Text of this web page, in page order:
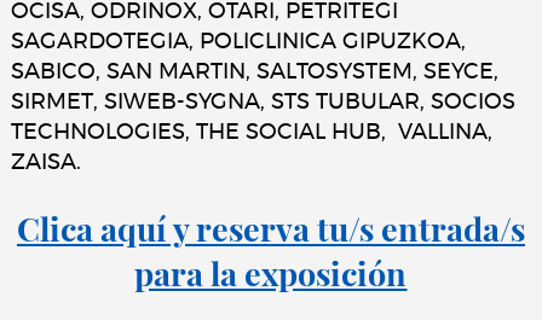
OCISA, ODRINOX, OTARI, PETRITEGI
SAGARDOTEGIA, POLICLINICA GIPUZKOA,
SABICO, SAN MARTIN, SALTOSYSTEM, SEYCE,
SIRMET, SIWEB-SYGNA, STS TUBULAR, SOCIOS
TECHNOLOGIES, THE SOCIAL HUB, VALLINA,
ZAISA.
Clica aquí y reserva tu/s entrada/s
para la exposición